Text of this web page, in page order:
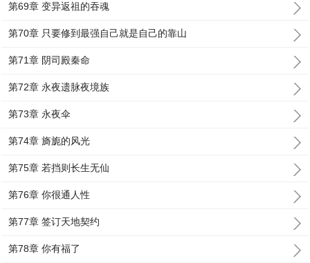
第69章 变异返祖的吞魂
第70章 只要修到最强自己就是自己的靠山
第71章 阴司殿秦命
第72章 永夜遗脉夜境族
第73章 永夜伞
第74章 旖旎的风光
第75章 若挡则长生无仙
第76章 你很通人性
第77章 签订天地契约
第78章 你有福了